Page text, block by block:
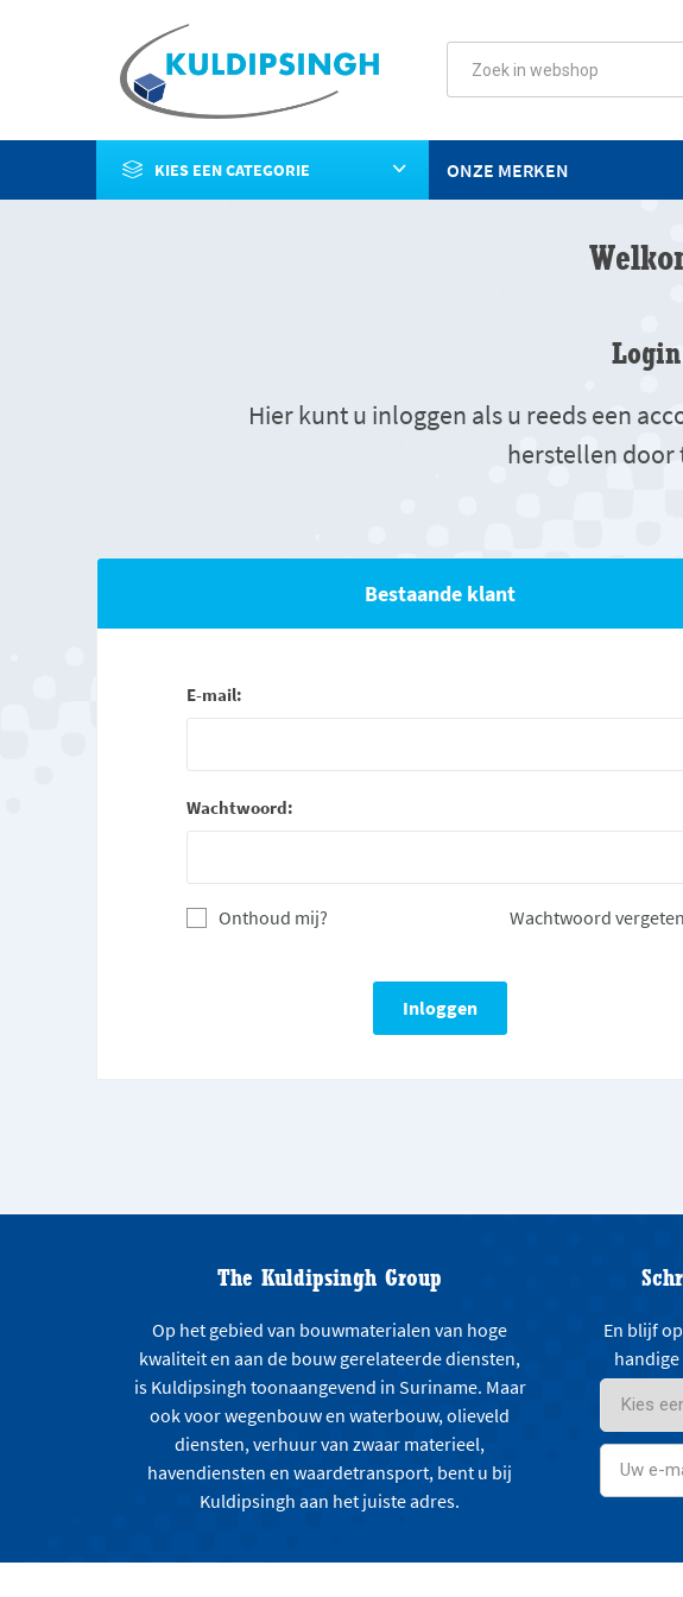
KIES EEN CATEGORIE ONZE MERKEN
Hier kunt u inloggen als u reeds een
herstellen door
Bestaande klant
E-mail:
Wachtwoord:
Wachtwoord
Onthoud mij?
The Kuldipsingh Group
Op het gebied van bouwmaterialen van hoge
kwaliteit en aan de bouw gerelateerde diensten,
is Kuldipsingh toonaangevend in Suriname. Maar
ook voor wegenbouw en waterbouw, olieveld
diensten, verhuur van zwaar materieel,
havendiensten en waardetransport, bent u bij
Kuldipsingh aan het juiste adres.
En blijf